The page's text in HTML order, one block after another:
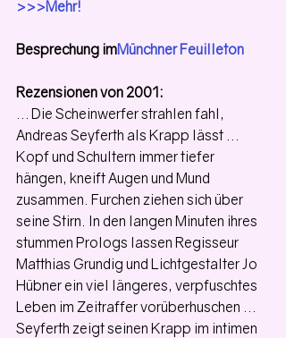
>>>Mehr!
Besprechung imMünchner Feuilleton
Rezensionen von 2001:
… Die Scheinwerfer strahlen fahl,
Andreas Seyferth als Krapp lässt …
Kopf und Schultern immer tiefer
hängen, kneift Augen und Mund
zusammen. Furchen ziehen sich über
seine Stirn. In den langen Minuten ihres
stummen Prologs lassen Regisseur
Matthias Grundig und Lichtgestalter Jo
Hübner ein viel längeres, verpfuschtes
Leben im Zeitraffer vorüberhuschen …
Seyferth zeigt seinen Krapp im intimen